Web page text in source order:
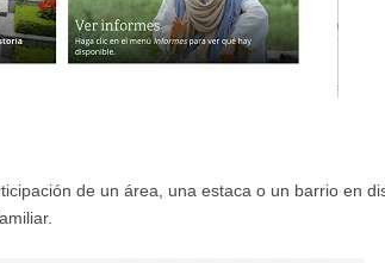
de un área, una estaca o un barrio en